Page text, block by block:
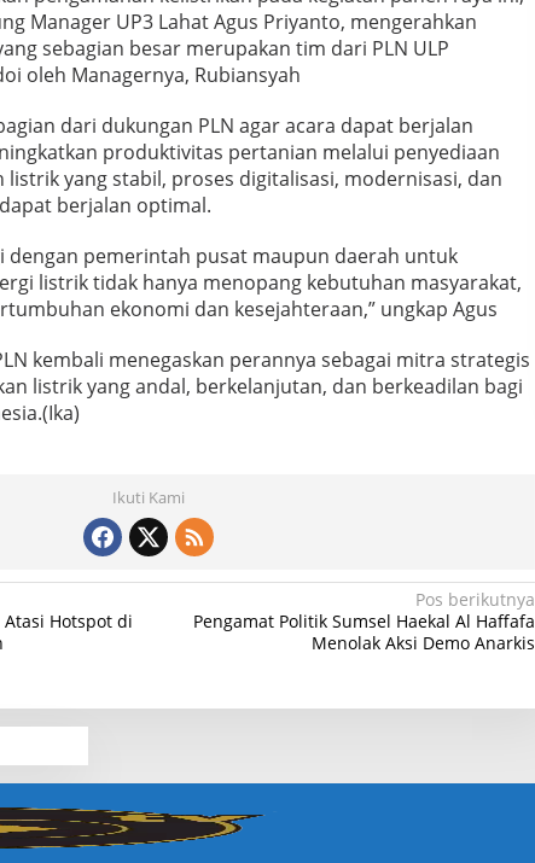
Manager UP3 Lahat Agus Priyanto, mengerahkan
sebagian besar merupakan tim dari PLN ULP
oleh Managernya, Rubiansyah
dari dukungan PLN agar acara dapat berjalan
produktivitas pertanian melalui penyediaan
listrik yang stabil, proses digitalisasi, modernisasi, dan
berjalan optimal.
dengan pemerintah pusat maupun daerah untuk
listrik tidak hanya menopang kebutuhan masyarakat,
ekonomi dan kesejahteraan,” ungkap Agus
kembali menegaskan perannya sebagai mitra strategis
listrik yang andal, berkelanjutan, dan berkeadilan bagi
Ikuti Kami
Atasi Hotspot di
Pos berikutnya
Pengamat Politik Sumsel Haekal Al Haffafa
Menolak Aksi Demo Anarkis